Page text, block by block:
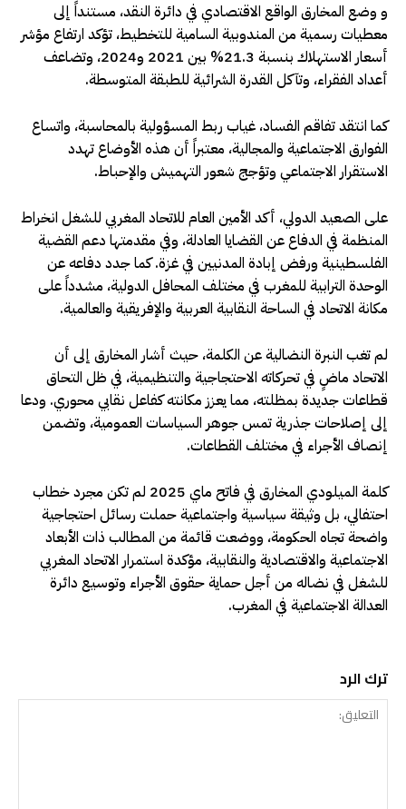
و وضع المخارق الواقع الاقتصادي في دائرة النقد، مستنداً إلى
معطيات رسمية من المندوبية السامية للتخطيط، تؤكد ارتفاع مؤشر
أسعار الاستهلاك بنسبة 21.3% بين 2021 و2024، وتضاعف
أعداد الفقراء، وتآكل القدرة الشرائية للطبقة المتوسطة.
كما انتقد تفاقم الفساد، غياب ربط المسؤولية بالمحاسبة، واتساع
الفوارق الاجتماعية والمجالية، معتبراً أن هذه الأوضاع تهدد
الاستقرار الاجتماعي وتؤجج شعور التهميش والإحباط.
على الصعيد الدولي، أكد الأمين العام للاتحاد المغربي للشغل انخراط
المنظمة في الدفاع عن القضايا العادلة، وفي مقدمتها دعم القضية
الفلسطينية ورفض إبادة المدنيين في غزة. كما جدد دفاعه عن
الوحدة الترابية للمغرب في مختلف المحافل الدولية، مشدداً على
مكانة الاتحاد في الساحة النقابية العربية والإفريقية والعالمية.
لم تغب النبرة النضالية عن الكلمة، حيث أشار المخارق إلى أن
الاتحاد ماضٍ في تحركاته الاحتجاجية والتنظيمية، في ظل التحاق
قطاعات جديدة بمظلته، مما يعزز مكانته كفاعل نقابي محوري. ودعا
إلى إصلاحات جذرية تمس جوهر السياسات العمومية، وتضمن
إنصاف الأجراء في مختلف القطاعات.
كلمة الميلودي المخارق في فاتح ماي 2025 لم تكن مجرد خطاب
احتفالي، بل وثيقة سياسية واجتماعية حملت رسائل احتجاجية
واضحة تجاه الحكومة، ووضعت قائمة من المطالب ذات الأبعاد
الاجتماعية والاقتصادية والنقابية، مؤكدة استمرار الاتحاد المغربي
للشغل في نضاله من أجل حماية حقوق الأجراء وتوسيع دائرة
العدالة الاجتماعية في المغرب.
ترك الرد